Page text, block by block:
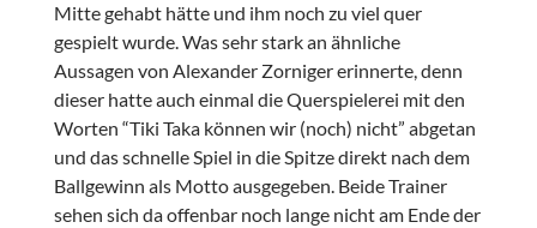
Mitte gehabt hätte und ihm noch zu viel quer
gespielt wurde. Was sehr stark an ähnliche
Aussagen von Alexander Zorniger erinnerte, denn
dieser hatte auch einmal die Querspielerei mit den
Worten “Tiki Taka können wir (noch) nicht” abgetan
und das schnelle Spiel in die Spitze direkt nach dem
Ballgewinn als Motto ausgegeben. Beide Trainer
sehen sich da offenbar noch lange nicht am Ende der